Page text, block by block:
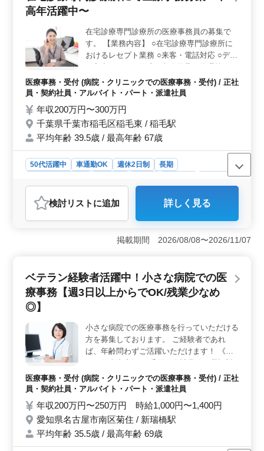
な職場＞ 少人数のクリニックで、アットホームな雰囲
わらず活躍できる環境が整っています。
高年活躍中〜
在宅診療専門診療所の医療事務員の募集で
す。 【業務内容】 ○在宅診療専門診療所に
おけるレセプト業務 ○来客・電話対応 ○デー
◎40代50代のベテラン医療事務経験者活躍
中 ◎正社員・パート・派遣社員の募集 ◎今
医療事務・受付 (病院・クリニックでの医療事務・受付) / 正社
員・契約社員・アルバイト・パート・派遣社員
年収200万円〜300万円
千葉県千葉市稲毛区稲毛東 / 稲毛駅
平均年齢 39.5歳 / 最高年齢 67歳
50代活躍中 車通勤OK 週休2日制
長期
派遣社員
医療事務・受付
おすすめポイント
＜医療事務のプロが輝く場＞ この求人は中高年の医療
事務経験者が活躍できる環境を提供しています。40代50
代のベテランが多く、正社員・パート・派遣社員といっ
業務を通じて、レセプト業務、来客・電話対応、データ
入力、カルテ作成などのスキルが向上します。レセコン
入力実務経験者や医療事務経験者が求められており、こ
れまでの実績を発展させる環境が整っています。 ＜
働きやすい環境＞ 週5日勤務で、土日祝および年間休日
が120日以上確保されています。夏季や年末年始、GWな
どの長期休暇も充実しており、ワークライフバランスを
重視する方に適しています。
検討リスト に追加 詳しく見る
掲載期間 2026/08/08〜2026/11/07
ベテラン経験者活躍中！小さな病院での医
療事務【週3日以上からでOK/残業少なめ
◎】
小さな病院での医療事務を行っていただける
方を募集しております。 ご経験者であれ
ば、年齢問わずご活躍いただけます！ 《主
応 ・各種カルテやレセプト作成 ・訪問補助
業務 等 《特徴等》 ＊週3日以上からの勤務
＊残業は月10時間程度と少なめなので就業
後のプライベートも充実 ＊増員の為、年齢
問わず募集中 50代ご活躍されています。 皆
様の御応募、お待ちしております。
医療事務・受付 (病院・クリニックでの医療事務・受付) / 正社
員・契約社員・アルバイト・パート・派遣社員
年収200万円〜250万円 時給1,000円〜1,400円
愛知県名古屋市南区菊住 / 新瑞橋駅
平均年齢 35.5歳 / 最高年齢 69歳